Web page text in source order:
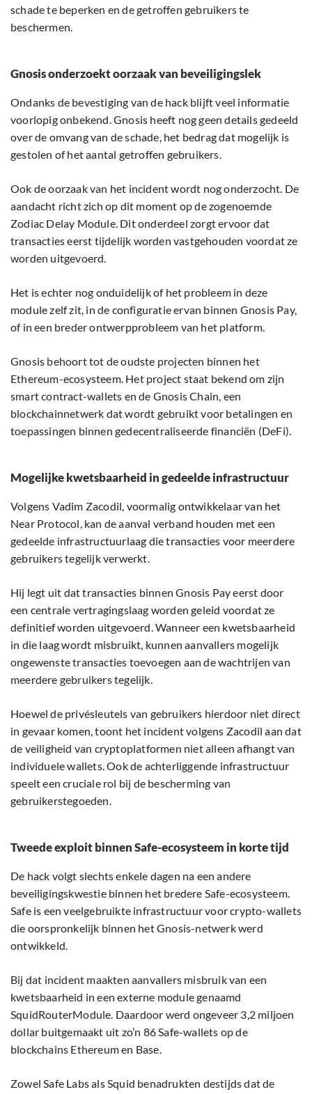
schade te beperken en de getroffen gebruikers te
beschermen.
Gnosis onderzoekt oorzaak van beveiligingslek
Ondanks de bevestiging van de hack blijft veel informatie
voorlopig onbekend. Gnosis heeft nog geen details gedeeld
over de omvang van de schade, het bedrag dat mogelijk is
gestolen of het aantal getroffen gebruikers.
Ook de oorzaak van het incident wordt nog onderzocht. De
aandacht richt zich op dit moment op de zogenoemde
Zodiac Delay Module. Dit onderdeel zorgt ervoor dat
transacties eerst tijdelijk worden vastgehouden voordat ze
worden uitgevoerd.
Het is echter nog onduidelijk of het probleem in deze
module zelf zit, in de configuratie ervan binnen Gnosis Pay,
of in een breder ontwerpprobleem van het platform.
Gnosis behoort tot de oudste projecten binnen het
Ethereum-ecosysteem. Het project staat bekend om zijn
smart contract-wallets en de Gnosis Chain, een
blockchainnetwerk dat wordt gebruikt voor betalingen en
toepassingen binnen gedecentraliseerde financiën (DeFi).
Mogelijke kwetsbaarheid in gedeelde infrastructuur
Volgens Vadim Zacodil, voormalig ontwikkelaar van het
Near Protocol, kan de aanval verband houden met een
gedeelde infrastructuurlaag die transacties voor meerdere
gebruikers tegelijk verwerkt.
Hij legt uit dat transacties binnen Gnosis Pay eerst door
een centrale vertragingslaag worden geleid voordat ze
definitief worden uitgevoerd. Wanneer een kwetsbaarheid
in die laag wordt misbruikt, kunnen aanvallers mogelijk
ongewenste transacties toevoegen aan de wachtrijen van
meerdere gebruikers tegelijk.
Hoewel de privésleutels van gebruikers hierdoor niet direct
in gevaar komen, toont het incident volgens Zacodil aan dat
de veiligheid van cryptoplatformen niet alleen afhangt van
individuele wallets. Ook de achterliggende infrastructuur
speelt een cruciale rol bij de bescherming van
gebruikerstegoeden.
Tweede exploit binnen Safe-ecosysteem in korte tijd
De hack volgt slechts enkele dagen na een andere
beveiligingskwestie binnen het bredere Safe-ecosysteem.
Safe is een veelgebruikte infrastructuur voor crypto-wallets
die oorspronkelijk binnen het Gnosis-netwerk werd
ontwikkeld.
Bij dat incident maakten aanvallers misbruik van een
kwetsbaarheid in een externe module genaamd
SquidRouterModule. Daardoor werd ongeveer 3,2 miljoen
dollar buitgemaakt uit zo’n 86 Safe-wallets op de
blockchains Ethereum en Base.
Zowel Safe Labs als Squid benadrukten destijds dat de